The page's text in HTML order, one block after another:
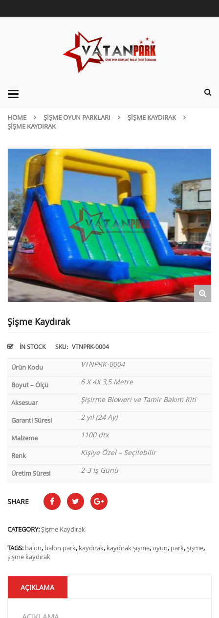
Categories
HOME ŞIŞME OYUN PARKLARI
ŞIŞME KAYDIRAK
ŞIŞME KAYDIRAK
Şişme Kaydırak
IN STOCK SKU: VTNPRK-0004
Ürün Kodu VTNPRK-0004
Boyut – Ölçü 6 X 4X 3,5 Metre
Aksesuar Şişirme Bloweri ve Tamir Bakım Kiti
Garanti Süresi 2 yıl (24 Ay)
Malzeme 1100 dtx
Renk Kişiye Özel – Seçilebilir
Üretim Süresi 2-3 İş Günü
SHARE
CATEGORY:Şişme Kaydırak
TAGS: balon, balon park, kaydırak, kaydırak şişme,oyun, park,şişme,
şişme kaydırak
AÇIKLAMA